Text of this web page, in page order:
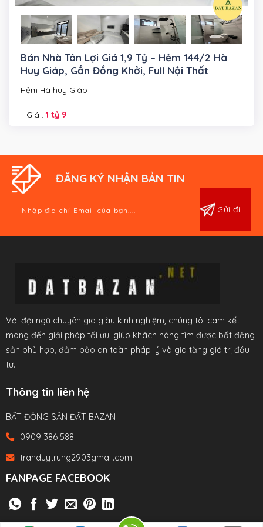
Bán Nhà Tân Lợi Giá 1,9 Tỷ – Hẻm 144/2 Hà
Huy Giáp, Gần Đồng Khởi, Full Nội Thất
Hẻm Hà huy Giáp
Giá : 1 tỷ 9
ĐĂNG KÝ NHẬN BẢN TIN
Với đội ngũ chuyên gia giàu kinh nghiệm, chúng tôi cam kết
mang đến giải pháp tối ưu, giúp khách hàng tìm được bất động
sản phù hợp, đảm bảo an toàn pháp lý và gia tăng giá trị đầu
tư.
Thông tin liên hệ
BẤT ĐỘNG SẢN ĐẤT BAZAN
0909 386 588
tranduytrung2903gmail.com
FANPAGE FACEBOOK